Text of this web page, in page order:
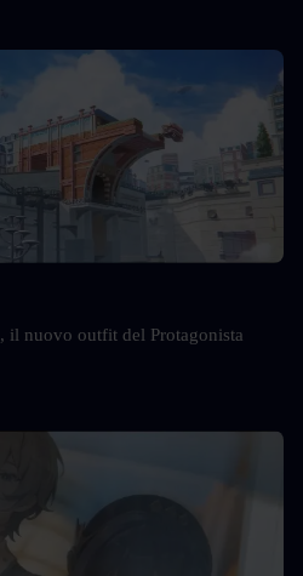
il nuovo outfit del Protagonista